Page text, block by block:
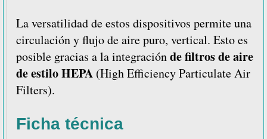
La versatilidad de estos dispositivos permite una
circulación y flujo de aire puro, vertical. Esto es
posible gracias a la integraciónde filtros de aire
de estilo HEPA (High Efficiency Particulate Air
Filters).
Ficha técnica